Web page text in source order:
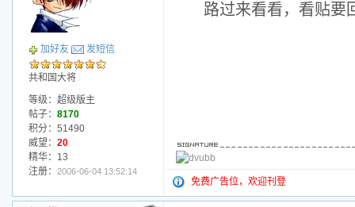
加好友 发短信
共和国大将
等级：超级版主
帖子： 8170
积分：51490
威望： 20
精华：13
注册： 2006-06-04 13:52:14
路过来看看，看贴要
免费广告位，欢迎刊登